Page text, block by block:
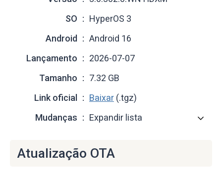
SO
HyperOS 3
Android
Android 16
Lançamento
2026-07-07
Tamanho
7.32 GB
Link oficial
Baixar (.tgz)
Mudanças
Expandir lista
Atualização OTA